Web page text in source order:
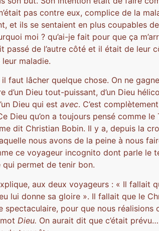
pas contre eux, complice de la
et ils se sentaient en plus coupables
moi ? qu’ai-je fait pour que ça
passé de l’autre côté et il était de leur
maladie.
faut lâcher quelque chose. On ne
d’un Dieu tout-puissant, d’un Dieu
Dieu qui est avec. C’est
Dieu qu’on a toujours pensé comme
dit Christian Bobin. Il y a, depuis la
nous avons de la peine à nous
ce voyageur incognito dont parle le
permet de tenir bon.
aux deux voyageurs : « Il fallait
lui donne sa gloire ». Il fallait que le
spectaculaire, pour que nous réalisions
Dieu. On aurait dit que c’était